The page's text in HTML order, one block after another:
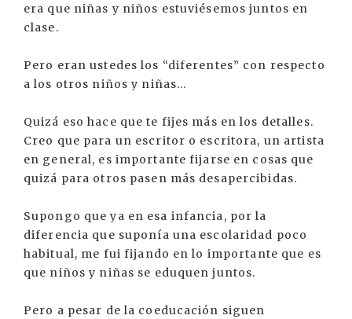
era que niñas y niños estuviésemos juntos en
clase.
Pero eran ustedes los “diferentes” con respecto
a los otros niños y niñas...
Quizá eso hace que te fijes más en los detalles.
Creo que para un escritor o escritora, un artista
en general, es importante fijarse en cosas que
quizá para otros pasen más desapercibidas.
Supongo que ya en esa infancia, por la
diferencia que suponía una escolaridad poco
habitual, me fui fijando en lo importante que es
que niños y niñas se eduquen juntos.
Pero a pesar de la coeducación siguen